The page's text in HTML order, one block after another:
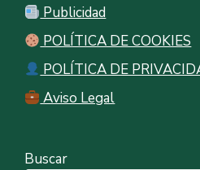
Publicidad
POLÍTICA DE COOKIES
POLÍTICA DE
Aviso Legal
Buscar